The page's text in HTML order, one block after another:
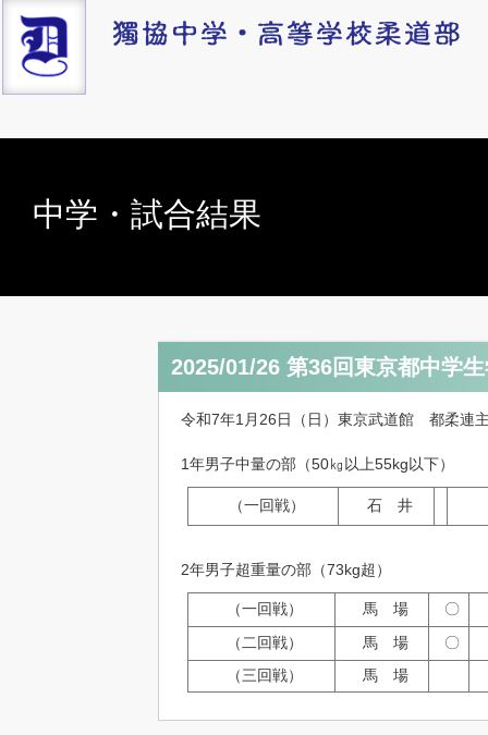
中学・試合結果
2025/01/26 第36回東京都中学
令和7年1月26日（日）東京武道館 都柔連
1年男子中量の部（50㎏以上55kg以下）
（一回戦） 石 井
2年男子超重量の部（73kg超）
（一回戦） 馬 場
〇
（二回戦）
馬 場
〇
（三回戦）
馬 場